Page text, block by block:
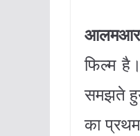
फिल्म
समझते
का